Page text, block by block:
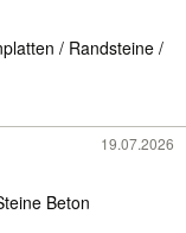
/ Randsteine /
19.07.2026
Beton